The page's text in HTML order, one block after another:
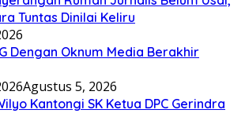
Tuntas Dinilai Keliru
Dengan Oknum Media Berakhir
Agustus 5, 2026
Kantongi SK Ketua DPC Gerindra